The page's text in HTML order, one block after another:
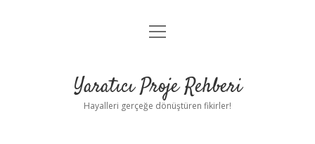
Anasayfa
Yasal Uyarı
menüyü
Yaratıcı Proje Rehberi
Hayalleri gerçeğe dönüştüren fikirler!